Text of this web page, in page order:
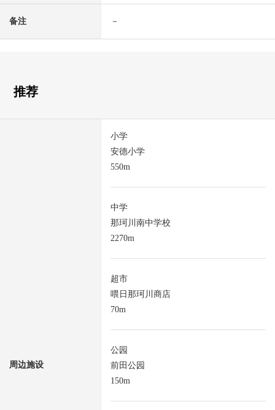
备注 －
推荐
周边施设
小学
安德小学
550m
中学
那珂川南中学校
2270m
超市
喂日那珂川商店
70m
公园
前田公园
150m